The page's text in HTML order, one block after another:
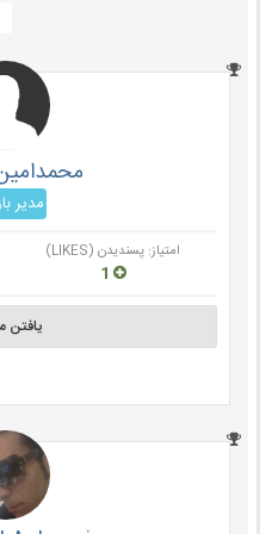
مدیر
امتیاز: پسندیدن (LIKES)
یافتن